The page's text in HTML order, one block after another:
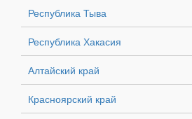
Республика Тыва
Республика Хакасия
Алтайский край
Красноярский край